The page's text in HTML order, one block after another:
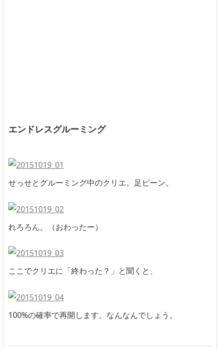
エンドレスグルーミング
せっせとグルーミング中のクリエ。足ピーン。
れろろん。（おわったー）
ここでクリエに「終わった？」と聞くと、
100%の確率で再開します。なんなんでしょう。